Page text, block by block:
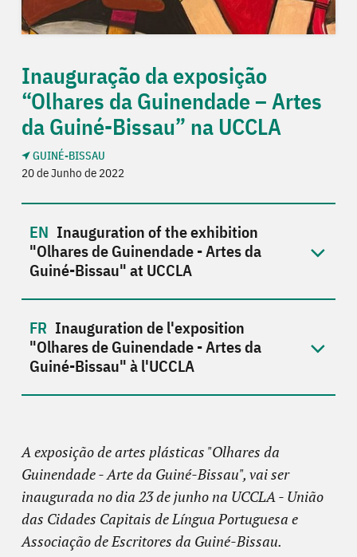
Inauguração da exposição
“Olhares da Guinendade – Artes
da Guiné-Bissau” na UCCLA
GUINÉ-BISSAU
20 de Junho de 2022
Inauguration of the exhibition
"Olhares de Guinendade - Artes da
Guiné-Bissau" at UCCLA
Inauguration de l'exposition
"Olhares de Guinendade - Artes da
Guiné-Bissau" à l'UCCLA
A exposição de artes plásticas "Olhares da
Guinendade - Arte da Guiné-Bissau", vai ser
inaugurada no dia 23 de junho na UCCLA - União
das Cidades Capitais de Língua Portuguesa e
Associação de Escritores da Guiné-Bissau.